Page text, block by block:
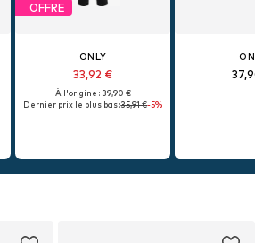
OFFRE
ONLY
33,92 €
À l'origine : 39,90 €
Dernier prix le plus bas :35,91 €-5%